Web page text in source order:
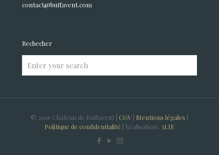
contact@buffavent.com
Rechecher
© 2016 Château de Buffavent | CGV Mentions légales
Politique de confidentialité | Réalisation : 3LIE